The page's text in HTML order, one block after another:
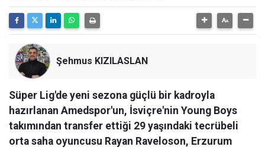
Şehmus KIZILASLAN
Süper Lig'de yeni sezona güçlü bir kadroyla
hazırlanan Amedspor'un, İsviçre'nin Young Boys
takımından transfer ettiği 29 yaşındaki tecrübeli
orta saha oyuncusu Rayan Raveloson, Erzurum